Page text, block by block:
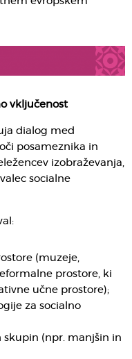
vključenost
dialog med
posameznika in
izobraževanja,
socialne
(muzeje,
prostore, ki
učne prostore);
za socialno
(npr. manjšin in